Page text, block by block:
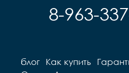
8-963-
блог Как купить